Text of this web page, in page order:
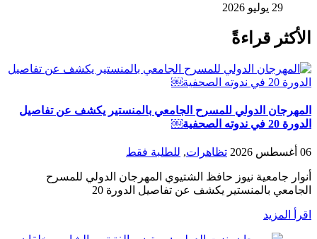
29 يوليو 2026
الأكثر قراءةً
المهرجان الدولي للمسرح الجامعي بالمنستير يكشف عن تفاصيل
الدورة 20 في ندوته الصحفية￼
06 أغسطس 2026 تظاهرات, للطلبة فقط
أنوار جامعية نيوز حافظ الشتيوي المهرجان الدولي للمسرح
الجامعي بالمنستير يكشف عن تفاصيل الدورة 20
اقرأ المزيد